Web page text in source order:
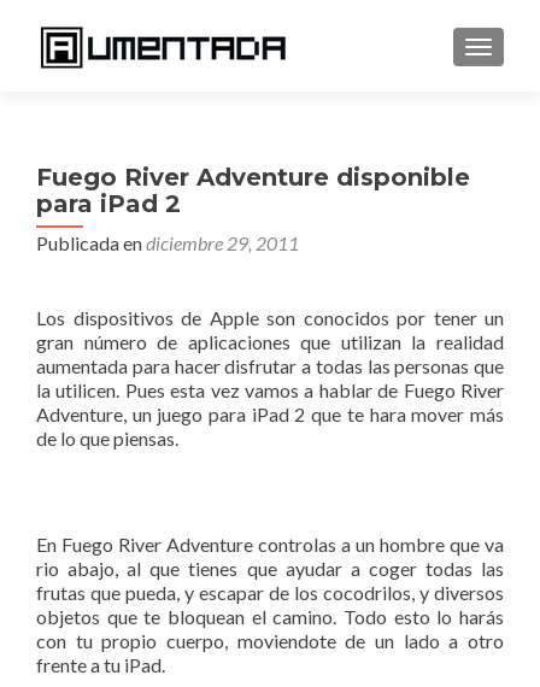
Fuego River Adventure disponible
para iPad 2
Publicada endiciembre 29, 2011
Los dispositivos de Apple son conocidos por tener un
gran número de aplicaciones que utilizan la realidad
aumentada para hacer disfrutar a todas las personas que
la utilicen. Pues esta vez vamos a hablar de Fuego River
Adventure, un juego para iPad 2 que te hara mover más
de lo que piensas.
En Fuego River Adventure controlas a un hombre que va
rio abajo, al que tienes que ayudar a coger todas las
frutas que pueda, y escapar de los cocodrilos, y diversos
objetos que te bloquean el camino. Todo esto lo harás
con tu propio cuerpo, moviendote de un lado a otro
frente a tu iPad.